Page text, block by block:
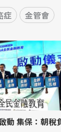
症 金管會
動 集保：朝稅